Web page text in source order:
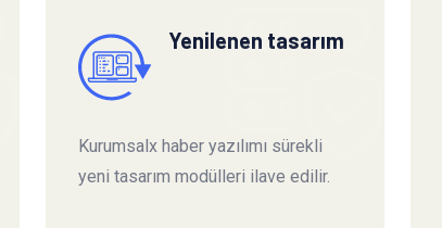
Yenilenen tasarım
Kurumsalx haber yazılımı sürekli
yeni tasarım modülleri ilave edilir.